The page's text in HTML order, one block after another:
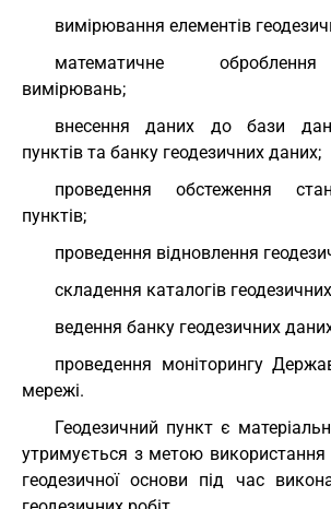
вимірювання елементів
математичне оброблення
вимірювань;
внесення даних до бази
пунктів та банку геодезичних даних;
проведення обстеження
пунктів;
проведення відновлення
складення каталогів
ведення банку геодезичних
проведення моніторингу
мережі.
Геодезичний пункт є
утримується з метою використання
геодезичної основи під час